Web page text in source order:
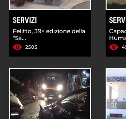
SERVIZI
Felitto, 39^ edizione della
"Sa...
2505